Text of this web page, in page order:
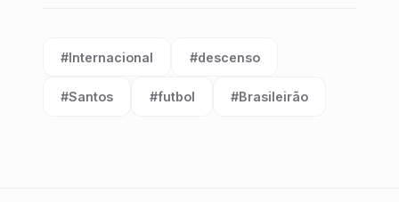
Etiqueta:
#Internacional
Etiqueta:
#descenso
Etiqueta:
#Santos
Etiqueta:
#futbol
Etiqueta:
#Brasileirão